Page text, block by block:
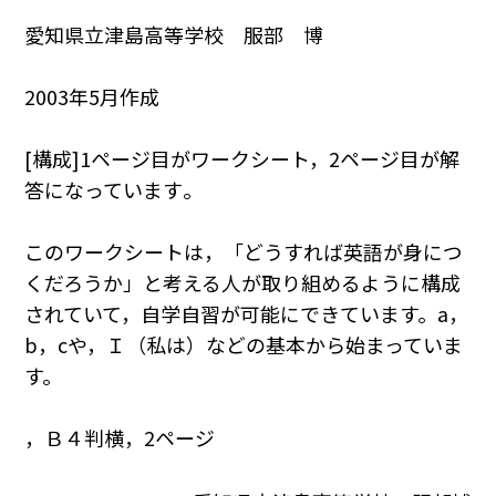
愛知県立津島高等学校 服部 博
2003年5月作成
[構成]1ページ目がワークシート，2ページ目が解
答になっています｡
このワークシートは，「どうすれば英語が身につ
くだろうか」と考える人が取り組めるように構成
されていて，自学自習が可能にできています。a，
b，cや，Ｉ（私は）などの基本から始まっていま
す。
，Ｂ４判横，2ページ